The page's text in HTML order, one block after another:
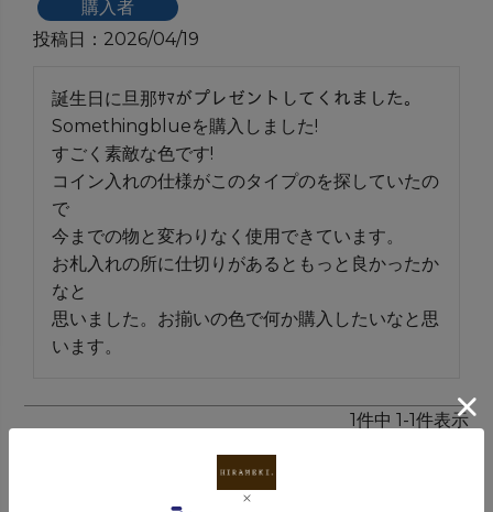
購入者
投稿日
2026/04/19
誕生日に旦那ｻﾏがプレゼントしてくれました。
Somethingblueを購入しました!
すごく素敵な色です!
コイン入れの仕様がこのタイプのを探していたの
で
今までの物と変わりなく使用できています。
お札入れの所に仕切りがあるともっと良かったか
なと
思いました。お揃いの色で何か購入したいなと思
います。
1件中 1 -1件表示